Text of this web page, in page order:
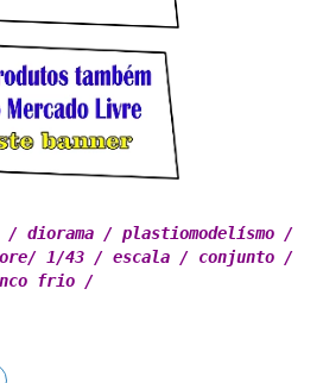
/ diorama / plastiomodelísmo /
1/43 / escala / conjunto /
frio /